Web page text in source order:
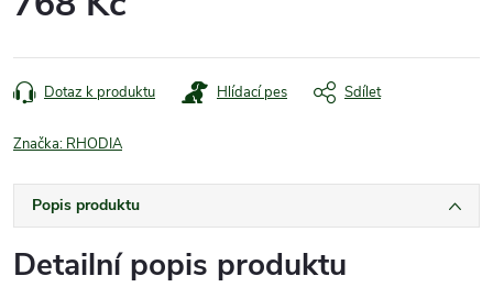
cena:
Dotaz k produktu Hlídací pes Sdílet
Značka: RHODIA
Popis produktu
Detailní popis produktu